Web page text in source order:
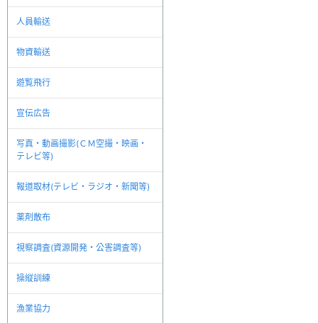
人員輸送
物資輸送
遊覧飛行
宣伝広告
写真・動画撮影(ＣＭ空撮・映画・
テレビ等)
報道取材(テレビ・ラジオ・新聞等)
薬剤散布
視察調査(資源開発・公害調査等)
操縦訓練
漁業協力